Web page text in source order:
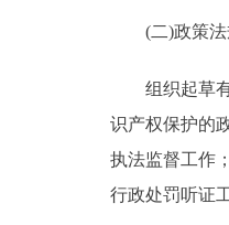
(二)政策法
组织起草有
识产权保护的
执法监督工作
行政处罚听证